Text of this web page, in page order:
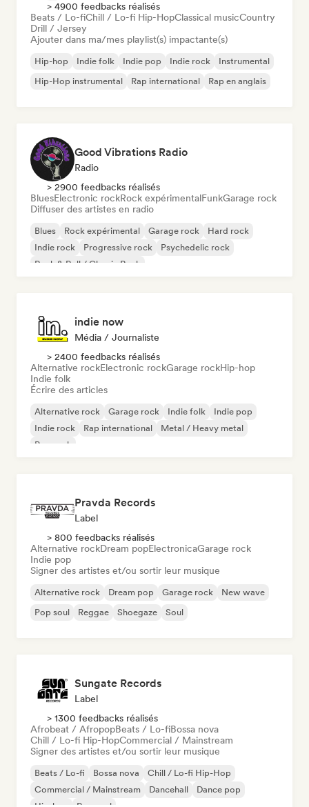
> 4900 feedbacks réalisés
Beats / Lo-fiChill / Lo-fi Hip-HopClassical musicCountry
Drill / Jersey
Ajouter dans ma/mes playlist(s) impactante(s)
Hip-hop Indie folk Indie pop Indie rock
Instrumental
Hip-Hop instrumental
Rap international Rap en anglais
Good Vibrations Radio
Radio
> 2900 feedbacks réalisés
BluesElectronic rockRock expérimentalFunkGarage rock
Diffuser des artistes en radio
Blues Rock expérimental Garage rock
Hard rock
Indie rock
Progressive rock
Psychedelic rock
Rock & Roll / Classic Rock
indie now
Média / Journaliste
> 2400 feedbacks réalisés
Alternative rockElectronic rockGarage rockHip-hop
Indie folk
Écrire des articles
Alternative rock Garage rock Indie folk
Indie pop
Indie rock
Rap international
Metal / Heavy metal
Pop rock
Pravda Records
Label
> 800 feedbacks réalisés
Alternative rockDream popElectronicaGarage rock
Indie pop
Signer des artistes et/ou sortir leur musique
Alternative rock Dream pop Garage rock
New wave
Pop soul
Reggae Shoegaze Soul
Sungate Records
Label
> 1300 feedbacks réalisés
Afrobeat / AfropopBeats / Lo-fiBossa nova
Chill / Lo-fi Hip-HopCommercial / Mainstream
Signer des artistes et/ou sortir leur musique
Beats / Lo-fi Bossa nova
Chill / Lo-fi Hip-Hop
Commercial / Mainstream
Dancehall
Dance pop